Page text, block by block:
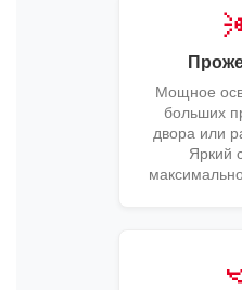
Мощное
больших
двора или
Яркий